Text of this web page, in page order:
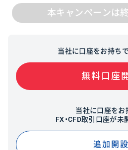
本キャンペーンは
当社に口座をお持ち
無料口座
当社に口座をお
FX・CFD取引口座が
追加開設